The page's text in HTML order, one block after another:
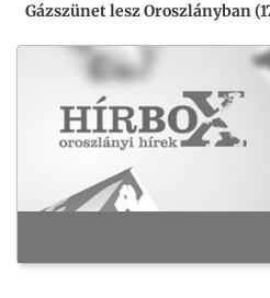
Gázszünet lesz Oroszlányban